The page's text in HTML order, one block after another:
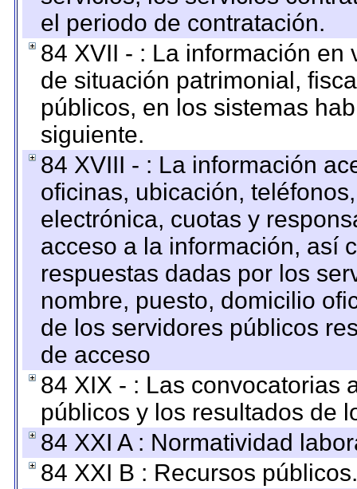
el periodo de contratación.
84 XVII - : La información
de situación patrimonial,
públicos, en los sistemas
siguiente.
84 XVIII - : La información
oficinas, ubicación,
electrónica, cuotas y
acceso a la información, así
respuestas dadas por los
nombre, puesto, domicilio
de los servidores públicos
de acceso
84 XIX - : Las convocatorias
públicos y los resultados de
84 XXI A : Normatividad
84 XXI B : Recursos públicos.